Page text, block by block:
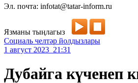
Эл. почта: infotat@tatar-inform.ru
Язманы тыңлагыз
Социаль челтәр йолдызлары
1 август 2023 21:31
Дубайга күченеп